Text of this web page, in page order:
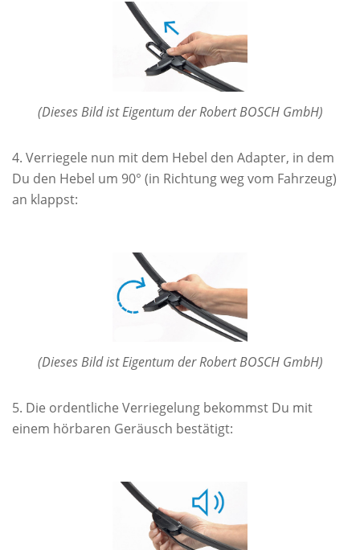
(Dieses Bild ist Eigentum der Robert BOSCH GmbH)
Verriegele nun mit dem Hebel den Adapter, in dem
Du den Hebel um 90° (in Richtung weg vom Fahrzeug)
an klappst:
(Dieses Bild ist Eigentum der Robert BOSCH GmbH)
Die ordentliche Verriegelung bekommst Du mit
einem hörbaren Geräusch bestätigt: